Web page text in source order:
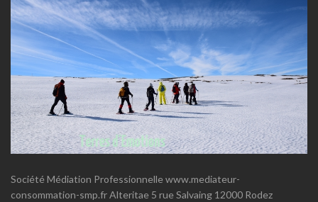
Société Médiation Professionnelle www.mediateur-
consommation-smp.fr Alteritae 5 rue Salvaing 12000 Rodez